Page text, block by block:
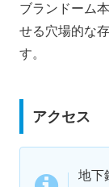
ブランドーム
せる穴場的な
す。
アクセス
地下